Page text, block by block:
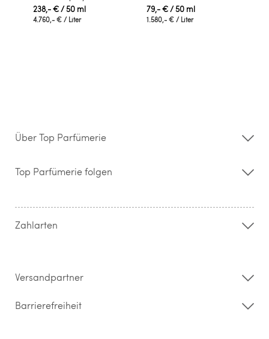
238,- €/ 50 ml
4.760,- € / Liter
79,- €/ 50 ml
1.580,- € / Liter
Über Top Parfümerie
Storefinder
Kontakt
Widerrufsrecht & Rückgabebedingungen
Top Parfümerie folgen
Zahlarten
Versandpartner
Barrierefreiheit